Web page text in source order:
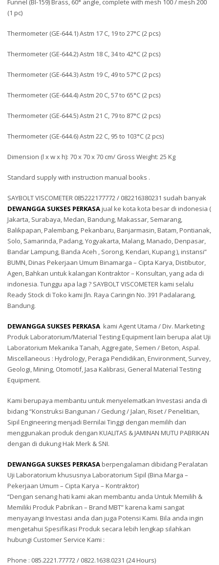
Funnel (BI-159) Brass, 60° angle, complete with mesh 100 / mesh 200
(1 pc)
Thermometer (GE-644.1) Astm 17 C, 19 to 27°C (2 pcs)
Thermometer (GE-644.2) Astm 18 C, 34 to 42°C (2 pcs)
Thermometer (GE-644.3) Astm 19 C, 49 to 57°C (2 pcs)
Thermometer (GE-644.4) Astm 20 C, 57 to 65°C (2 pcs)
Thermometer (GE-644.5) Astm 21 C, 79 to 87°C (2 pcs)
Thermometer (GE-644.6) Astm 22 C, 95 to 103°C (2 pcs)
Dimension (l x w x h): 70 x 70 x 70 cm/ Gross Weight: 25 Kg
Standard supply with instruction manual books .
SAYBOLT VISCOMETER 085222177772 / 082216380231 sudah banyak
DEWANGGA SUKSES PERKASAjual ke kota kota besar di indonesia (
Jakarta, Surabaya, Medan, Bandung, Makassar, Semarang,
Balikpapan, Palembang, Pekanbaru, Banjarmasin, Batam, Pontianak,
Solo, Samarinda, Padang, Yogyakarta, Malang, Manado, Denpasar,
Bandar Lampung, Banda Aceh , Sorong, Kendari, Kupang ), instansi”
BUMN, Dinas Pekerjaan Umum Binamarga – Cipta Karya, Distibutor,
Agen, Bahkan untuk kalangan Kontraktor – Konsultan, yang ada di
indonesia. Tunggu apa lagi ? SAYBOLT VISCOMETER kami selalu
Ready Stock di Toko kami Jln. Raya Caringin No. 391 Padalarang,
Bandung.
DEWANGGA SUKSES PERKASA kami Agent Utama / Div. Marketing
Produk Laboratorium/Material Testing Equipment lain berupa alat Uji
Laboratorium Mekanika Tanah, Aggregate, Semen / Beton, Aspal.
Miscellaneous : Hydrology, Peraga Pendidikan, Environment, Survey,
Geologi, Mining, Otomotif, Jasa Kalibrasi, General Material Testing
Equipment.
Kami berupaya membantu untuk menyelematkan Investasi anda di
bidang “Konstruksi Bangunan / Gedung / Jalan, Riset / Penelitian,
Sipil Engineering menjadi Bernilai Tinggi dengan memilih dan
menggunakan produk dengan KUALITAS & JAMINAN MUTU PABRIKAN
dengan di dukung Hak Merk & SNI.
DEWANGGA SUKSES PERKASAberpengalaman dibidang Peralatan
Uji Laboratorium khususnya Laboratorium Sipil (Bina Marga –
Pekerjaan Umum – Cipta Karya – Kontraktor)
“Dengan senang hati kami akan membantu anda Untuk Memilih &
Memiliki Produk Pabrikan – Brand MBT” karena kami sangat
menyayangi Investasi anda dan juga Potensi Kami. Bila anda ingin
mengetahui Spesifikasi Produk secara lebih lengkap silahkan
hubungi Customer Service Kami :
Phone : 085.2221.77772 / 0822.1638.0231 (24 Hours)